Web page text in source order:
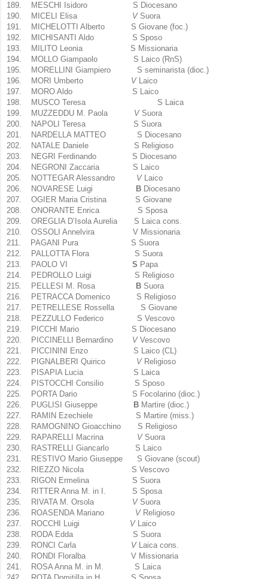
189.
MESCHI Isidoro S Diocesano
190.
MICELI Elisa V Suora
191.
MICHELOTTI Alberto S Giovane (foc.)
192.
MICHISANTI Aldo S Sposo
193.
MILITO Leonia S Missionaria
194.
MOLLO Giampaolo S Laico (RnS)
195.
MORELLINI Giampiero S seminarista (dioc.)
196.
MORI Umberto V
Laico
197.
MORO Aldo S Laico
198.
MUSCO Teresa S Laica
199.
MUZZEDDU M. Paola V Suora
200.
NAPOLI Teresa S Suora
201.
NARDELLA MATTEO S Diocesano
202.
NATALE Daniele S Religioso
203.
NEGRI Ferdinando S Diocesano
204.
NEGRONI Zaccaria S Laico
205.
NOTTEGAR Alessandro V
Laico
206.
NOVARESE Luigi B Diocesano
207.
OGIER Maria Cristina S Giovane
208.
ONORANTE Enrica S Sposa
209.
OREGLIA D’Isola Aurelia S Laica cons.
210.
OSSOLI Annelvira V Missionaria
211.
PAGANI Pura S Suora
212.
PALLOTTA Flora S Suora
213.
PAOLO VI S Papa
214.
PEDROLLO Luigi S Religioso
215.
PELLESI M. Rosa B Suora
216.
PETRACCA Domenico S Religioso
217.
PETRELLESE Rossella S Giovane
218.
PEZZULLO Federico S Vescovo
219.
PICCHI Mario S Diocesano
220.
PICCINELLI Bernardino V Vescovo
221.
PICCININI Enzo S Laico (CL)
222.
PIGNALBERI Quirico V Religioso
223.
PISAPIA Lucia S Laica
224.
PISTOCCHI Consilio S Sposo
225.
PORTA Dario S Focolarino (dioc.)
226.
PUGLISI Giuseppe B Martire (dioc.)
227.
RAMIN Ezechiele S Martire (miss.)
228.
RAMOGNINO Gioacchino S Religioso
229.
RAPARELLI Macrina V Suora
230.
RASTRELLI Giancarlo S Laico
231.
RESTIVO Mario Giuseppe S Giovane (scout)
232.
RIEZZO Nicola S Vescovo
233.
RIGON Ermelina S Suora
234.
RITTER Anna M. in I. S Sposa
235.
RIVATA M. Orsola V Suora
236.
ROASENDA Mariano V Religioso
237.
ROCCHI Luigi V
Laico
238.
RODA Edda S Suora
239.
RONCI Carla V
Laica cons.
240.
RONDI Floralba V Missionaria
241.
ROSA Anna M. in M. S Laica